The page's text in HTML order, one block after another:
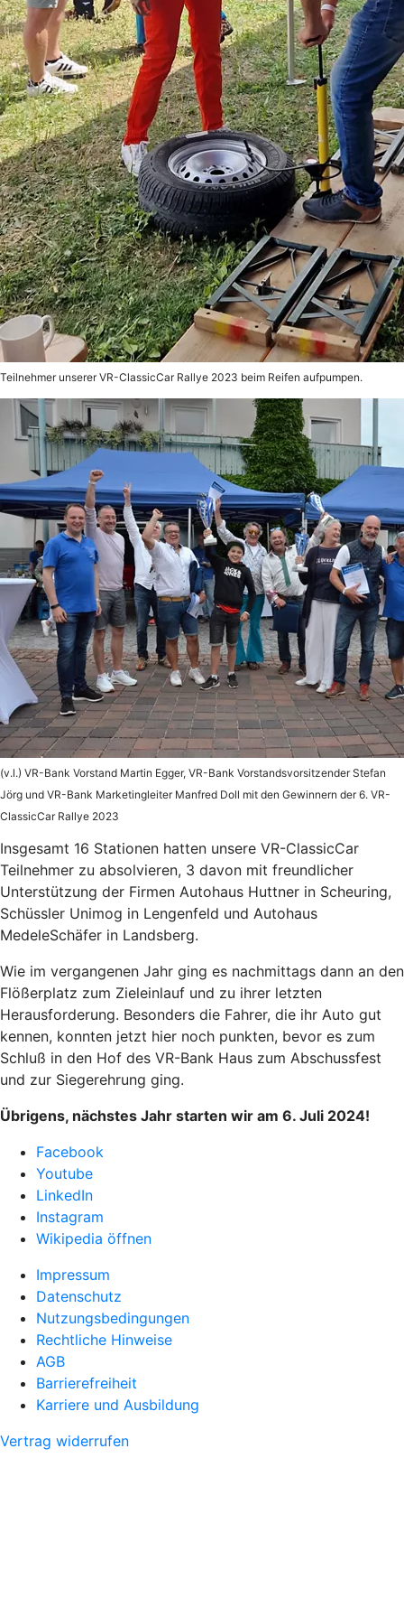
Teilnehmer unserer VR-ClassicCar Rallye 2023 beim Reifen aufpumpen.
(v.l.) VR-Bank Vorstand Martin Egger, VR-Bank Vorstandsvorsitzender Stefan
Jörg und VR-Bank Marketingleiter Manfred Doll mit den Gewinnern der 6. VR-
ClassicCar Rallye 2023
Insgesamt 16 Stationen hatten unsere VR-ClassicCar
Teilnehmer zu absolvieren, 3 davon mit freundlicher
Unterstützung der Firmen Autohaus Huttner in Scheuring,
Schüssler Unimog in Lengenfeld und Autohaus
MedeleSchäfer in Landsberg.
Wie im vergangenen Jahr ging es nachmittags dann an den
Flößerplatz zum Zieleinlauf und zu ihrer letzten
Herausforderung. Besonders die Fahrer, die ihr Auto gut
kennen, konnten jetzt hier noch punkten, bevor es zum
Schluß in den Hof des VR-Bank Haus zum Abschussfest
und zur Siegerehrung ging.
Übrigens, nächstes Jahr starten wir am 6. Juli 2024!
Facebook
Youtube
LinkedIn
Instagram
Wikipedia öffnen
Impressum
Datenschutz
Nutzungsbedingungen
Rechtliche Hinweise
AGB
Barrierefreiheit
Karriere und Ausbildung
Vertrag widerrufen